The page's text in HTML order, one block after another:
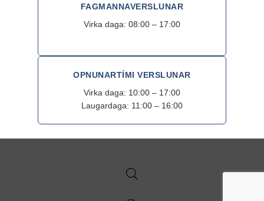
FAGMANNAVERSLUNAR
Virka daga: 08:00 – 17:00
OPNUNARTÍMI VERSLUNAR
Virka daga: 10:00 – 17:00
Laugardaga: 11:00 – 16:00